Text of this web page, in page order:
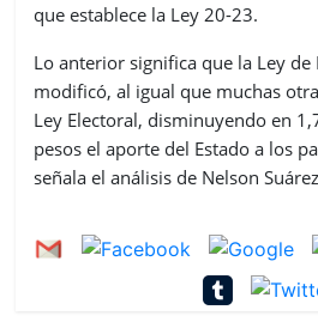
que establece la Ley 20-23.
Lo anterior significa que la Ley de
modificó, al igual que muchas
Ley Electoral, disminuyendo en
pesos el aporte del Estado a los
señala el análisis de Nelson